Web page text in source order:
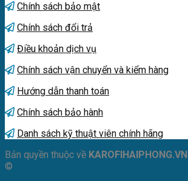
Chính sách bảo mật
Chính sách đổi trả
Điều khoản dịch vụ
Chính sách vận chuyển và kiểm hàng
Hướng dẫn thanh toán
Chính sách bảo hành
Danh sách kỹ thuật viên chính hãng
Bản quyền thuộc về KAROFIHAIPHONG.VN
©